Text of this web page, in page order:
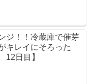
ジ！！冷蔵庫で催芽
キレイにそろった
日目】